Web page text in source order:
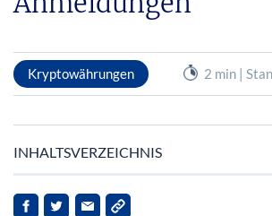
Kryptowährungen 2 min |
INHALTSVERZEICHNIS
Strategische Schritte stärken Bonks